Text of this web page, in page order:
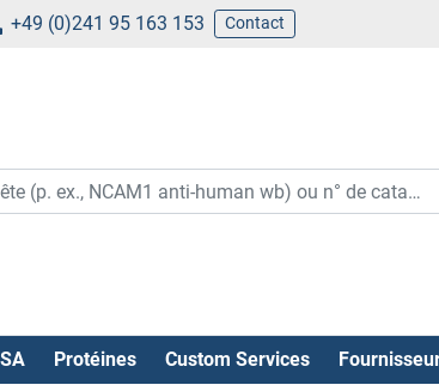
+49 (0)241 95 163 153 Contact
Protéines Custom Services